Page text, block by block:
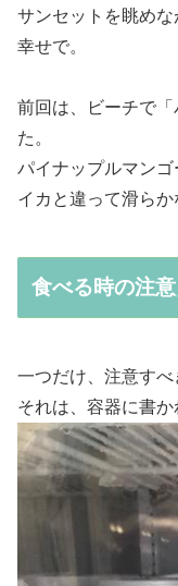
サンセットを眺め
幸せで。
前回は、ビーチで
た。
パイナップルマン
イカと違って滑らか
食べる時の注
一つだけ、注意すべ
それは、容器に書か